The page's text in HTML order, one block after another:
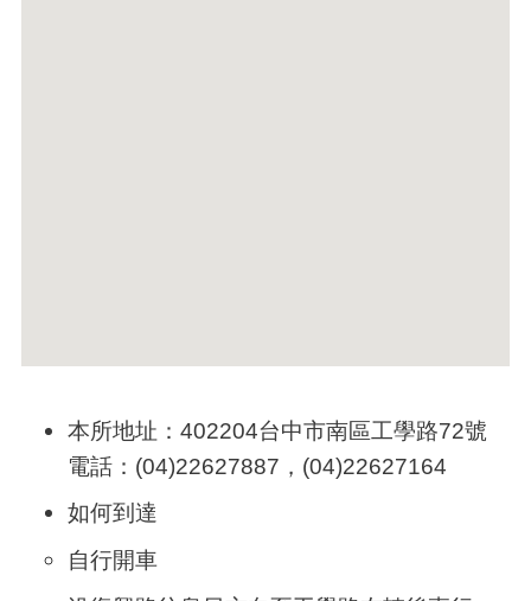
本所地址： 402204台中市南區工學路72號
電話：(04)22627887，(04)22627164
如何到達
自行開車